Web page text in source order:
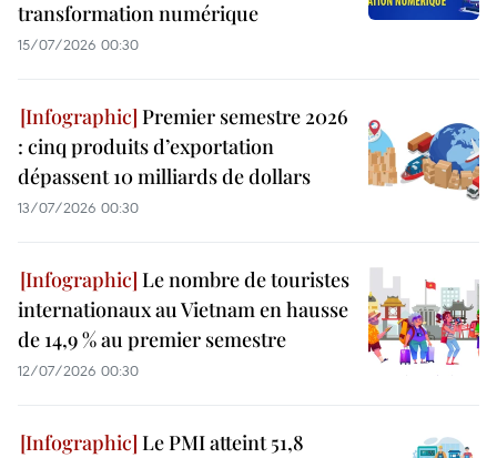
transformation numérique
15/07/2026 00:30
Premier semestre 2026
: cinq produits d’exportation
dépassent 10 milliards de dollars
13/07/2026 00:30
Le nombre de touristes
internationaux au Vietnam en hausse
de 14,9 % au premier semestre
12/07/2026 00:30
Le PMI atteint 51,8